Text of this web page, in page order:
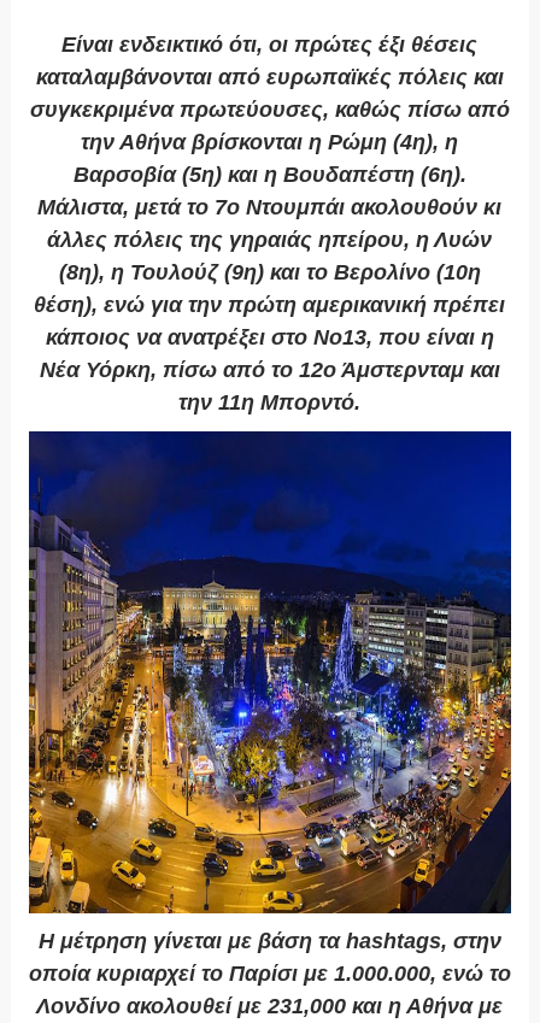
Είναι ενδεικτικό ότι, οι πρώτες έξι θέσεις
καταλαμβάνονται από ευρωπαϊκές πόλεις και
συγκεκριμένα πρωτεύουσες, καθώς πίσω από
την Αθήνα βρίσκονται η Ρώμη (4η), η
Βαρσοβία (5η) και η Βουδαπέστη (6η).
Μάλιστα, μετά το 7ο Ντουμπάι ακολουθούν κι
άλλες πόλεις της γηραιάς ηπείρου, η Λυών
(8η), η Τουλούζ (9η) και το Βερολίνο (10η
θέση), ενώ για την πρώτη αμερικανική πρέπει
κάποιος να ανατρέξει στο Νο13, που είναι η
Νέα Υόρκη, πίσω από το 12ο Άμστερνταμ και
την 11η Μπορντό.
Η μέτρηση γίνεται με βάση τα hashtags, στην
οποία κυριαρχεί το Παρίσι με 1.000.000, ενώ το
Λονδίνο ακολουθεί με 231,000 και η Αθήνα με